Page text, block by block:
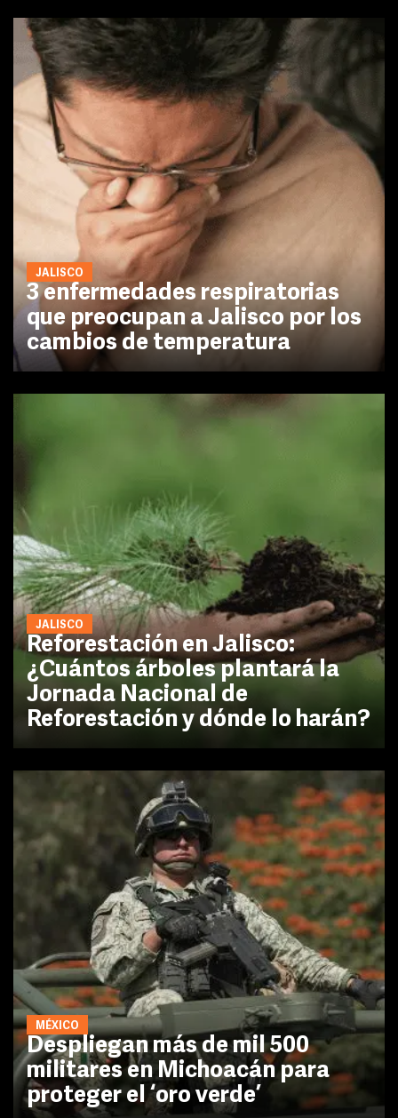
JALISCO
3 enfermedades respiratorias
que preocupan a Jalisco por los
cambios de temperatura
JALISCO
Reforestación en Jalisco:
¿Cuántos árboles plantará la
Jornada Nacional de
Reforestación y dónde lo harán?
MÉXICO
Despliegan más de mil 500
militares en Michoacán para
proteger el ‘oro verde’